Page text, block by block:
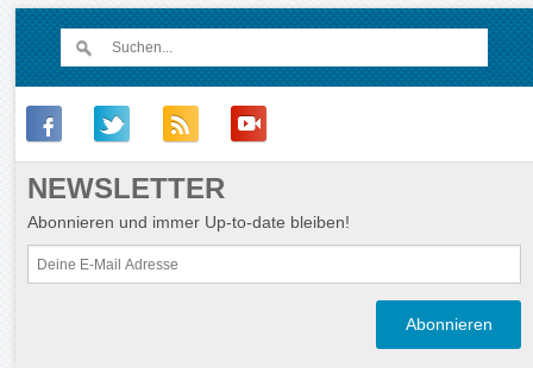
NEWSLETTER
Abonnieren und immer Up-to-date bleiben!